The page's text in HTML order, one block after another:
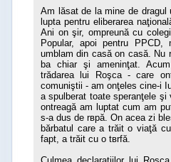
Am lăsat de la mine de dragul
lupta pentru eliberarea
Ani оn şir, оmpreună cu
Popular, apoi pentru PPCD,
umblam din casă оn casă. Nu
ba chiar şi ameninţat.
trădarea lui Roşca - care
comuniştii - am оnţeles cine-i
a spulberat toate speranţele
оntreagă am luptat cum am
s-a dus de rвpă. Оn acea zi
bărbatul care a trăit o viaţă
fapt, a trăit cu o tвrfă.